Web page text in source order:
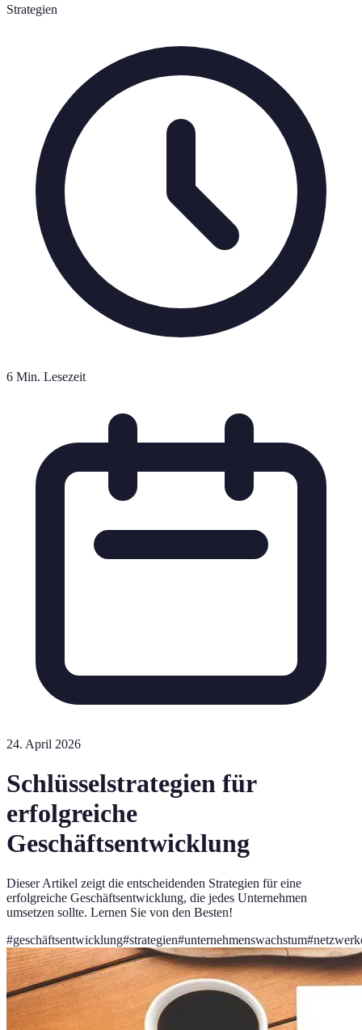
Strategien
6 Min. Lesezeit
24. April 2026
Schlüsselstrategien für
erfolgreiche
Geschäftsentwicklung
Dieser Artikel zeigt die entscheidenden Strategien für eine
erfolgreiche Geschäftsentwicklung, die jedes Unternehmen
umsetzen sollte. Lernen Sie von den Besten!
#geschäftsentwicklung#strategien#unternehmenswachstum#